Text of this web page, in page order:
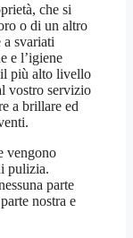
che si
o di un altro
a svariati
e l’igiene
il più alto livello
vostro servizio
a brillare ed
vengono
pulizia.
parte
nostra e